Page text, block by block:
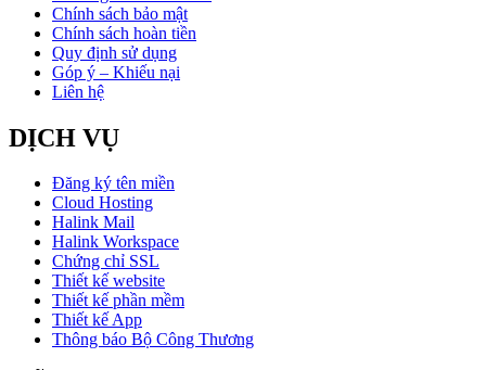
Chính sách bảo mật
Chính sách hoàn tiền
Quy định sử dụng
Góp ý – Khiếu nại
Liên hệ
DỊCH VỤ
Đăng ký tên miền
Cloud Hosting
Halink Mail
Halink Workspace
Chứng chỉ SSL
Thiết kế website
Thiết kế phần mềm
Thiết kế App
Thông báo Bộ Công Thương